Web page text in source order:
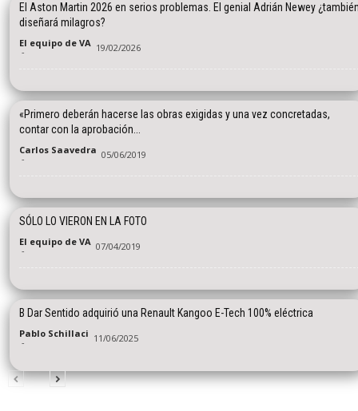
El Aston Martin 2026 en serios problemas. El genial Adrián Newey
diseñará milagros?
El equipo de VA
- 19/02/2026
«Primero deberán hacerse las obras exigidas y una vez concretadas,
contar con la aprobación...
Carlos Saavedra
- 05/06/2019
SÓLO LO VIERON EN LA FOTO
El equipo de VA
- 07/04/2019
B Dar Sentido adquirió una Renault Kangoo E-Tech 100% eléctrica
Pablo Schillaci
- 11/06/2025